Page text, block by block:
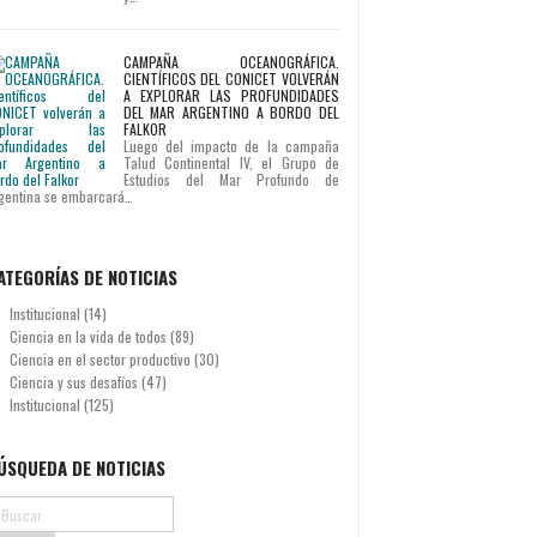
CAMPAÑA OCEANOGRÁFICA.
CIENTÍFICOS DEL CONICET VOLVERÁN
A EXPLORAR LAS PROFUNDIDADES
DEL MAR ARGENTINO A BORDO DEL
FALKOR
Luego del impacto de la campaña
Talud Continental IV, el Grupo de
Estudios del Mar Profundo de
se embarcará…
DE NOTICIAS
Institucional (14)
Ciencia en la vida de todos (89)
Ciencia en el sector productivo (30)
Ciencia y sus desafíos (47)
Institucional (125)
DE NOTICIAS